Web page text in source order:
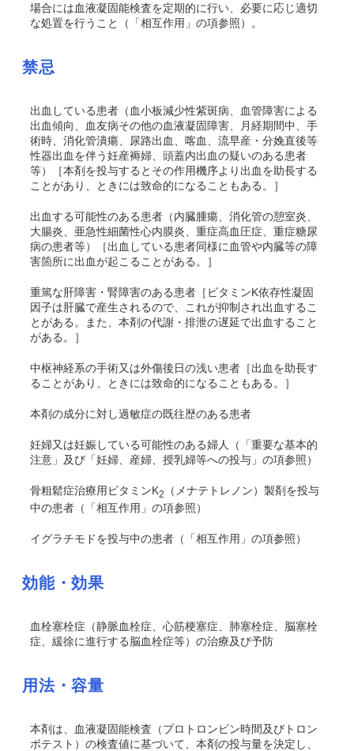
場合には血液凝固能検査を定期的に行い、必要に応じ適切
な処置を行うこと（「相互作用」の項参照）。
禁忌
出血している患者（血小板減少性紫斑病、血管障害による
出血傾向、血友病その他の血液凝固障害、月経期間中、手
術時、消化管潰瘍、尿路出血、喀血、流早産・分娩直後等
性器出血を伴う妊産褥婦、頭蓋内出血の疑いのある患者
等）［本剤を投与するとその作用機序より出血を助長する
ことがあり、ときには致命的になることもある。］
出血する可能性のある患者（内臓腫瘍、消化管の憩室炎、
大腸炎、亜急性細菌性心内膜炎、重症高血圧症、重症糖尿
病の患者等）［出血している患者同様に血管や内臓等の障
害箇所に出血が起こることがある。］
重篤な肝障害・腎障害のある患者［ビタミンK依存性凝固
因子は肝臓で産生されるので、これが抑制され出血するこ
とがある。また、本剤の代謝・排泄の遅延で出血すること
がある。］
中枢神経系の手術又は外傷後日の浅い患者［出血を助長す
ることがあり、ときには致命的になることもある。］
本剤の成分に対し過敏症の既往歴のある患者
妊婦又は妊娠している可能性のある婦人（「重要な基本的
注意」及び「妊婦、産婦、授乳婦等への投与」の項参照）
骨粗鬆症治療用ビタミンK2
（メナテトレノン）製剤を投与
中の患者（「相互作用」の項参照）
イグラチモドを投与中の患者（「相互作用」の項参照）
効能・効果
血栓塞栓症（静脈血栓症、心筋梗塞症、肺塞栓症、脳塞栓
症、緩徐に進行する脳血栓症等）の治療及び予防
用法・容量
本剤は、血液凝固能検査（プロトロンビン時間及びトロン
ボテスト）の検査値に基づいて、本剤の投与量を決定し、